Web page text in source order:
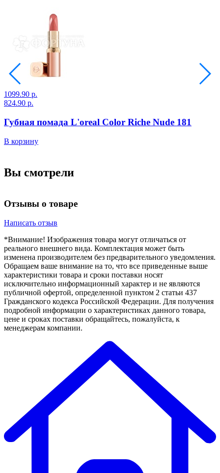
1099.90 р.
824.90 р.
Губная помада L'oreal Color Riche Nude 181
В корзину
Вы смотрели
Отзывы о товаре
Написать отзыв
*Внимание! Изображения товара могут отличаться от
реального внешнего вида. Комплектация может быть
изменена производителем без предварительного уведомления.
Обращаем ваше внимание на то, что все приведенные выше
характеристики товара и сроки поставки носят
исключительно информационный характер и не являются
публичной офертой, определенной пунктом 2 статьи 437
Гражданского кодекса Российской Федерации. Для получения
подробной информации о характеристиках данного товара,
цене и сроках поставки обращайтесь, пожалуйста, к
менеджерам компании.